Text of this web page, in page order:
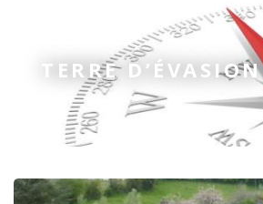
TERRE D’ÉVASION